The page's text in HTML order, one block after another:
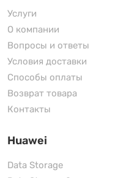
Услуги
О компании
Вопросы и ответы
Условия доставки
Способы оплаты
Возврат товара
Контакты
Huawei
Data Storage